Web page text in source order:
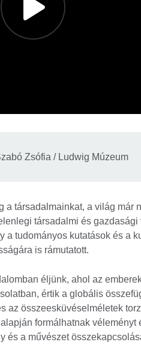
Zsófia / Ludwig Múzeum
a társadalmainkat, a világ már
társadalmi és
a tudományos kutatások és a
is rámutatott.
éljünk, ahol az
értik a globális
az összeesküvéselméletek
formálhatnak véleményt
és a művészet